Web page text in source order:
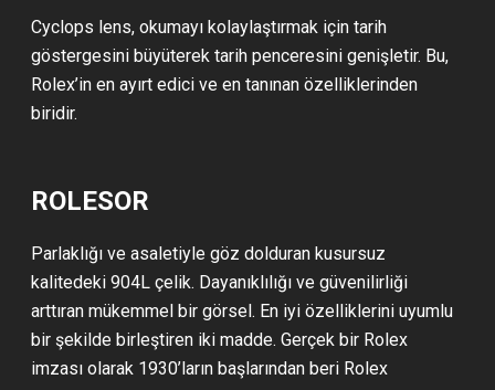
Cyclops lens, okumayı kolaylaştırmak için tarih
göstergesini büyüterek tarih penceresini genişletir. Bu,
Rolex’in en ayırt edici ve en tanınan özelliklerinden
biridir.
ROLESOR
Parlaklığı ve asaletiyle göz dolduran kusursuz
kalitedeki 904L çelik. Dayanıklılığı ve güvenilirliği
arttıran mükemmel bir görsel. En iyi özelliklerini uyumlu
bir şekilde birleştiren iki madde. Gerçek bir Rolex
imzası olarak 1930’ların başlarından beri Rolex